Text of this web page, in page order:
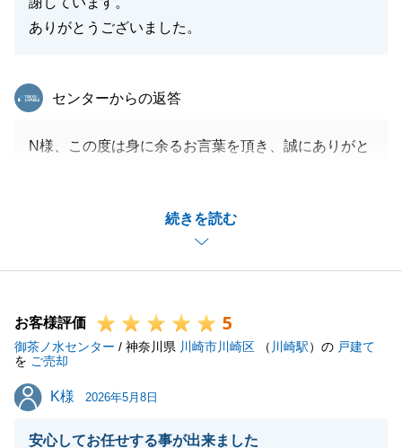
ありがとうございました。
続きを読む
東急リバブル
センターからの返答
N様、この度は身に余るお言葉を頂き、誠にありがと
ご事情もあり、ご不安な事も多かったかと存じますが
無事にお引渡しまで進める事が出来たのは、N様のご
今後とも何卒よろしくお願いいたします。
お客様評価 5
御茶ノ水センター / 神奈川県 川崎市川崎区 （ 川崎駅）の 戸建て
を ご売却
K様
K様 2026年5月8日
安心してお任せする事が出来ました